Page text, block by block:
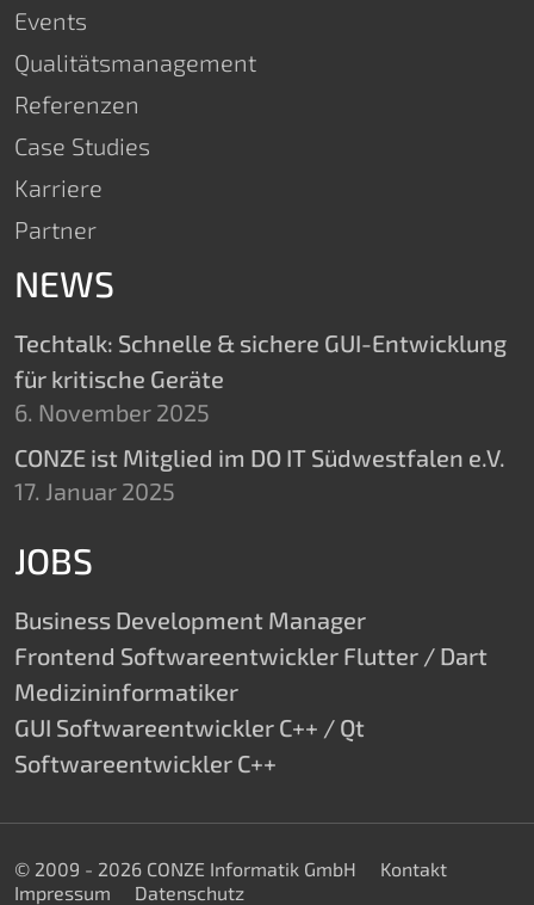
Events
Qualitätsmanagement​
Referenzen
Case Studies
Karriere
Partner
NEWS
Techtalk: Schnelle & sichere GUI-Entwicklung
für kritische Geräte
6. November 2025
CONZE ist Mitglied im DO IT Südwestfalen e.V.
17. Januar 2025
JOBS
Business Development Manager
Frontend Softwareentwickler Flutter / Dart
Medizininformatiker
GUI Softwareentwickler C++ / Qt
Softwareentwickler C++
© 2009 - 2026 CONZE Informatik GmbH
Kontakt
Impressum
Datenschutz